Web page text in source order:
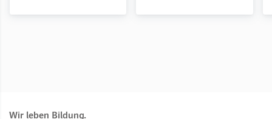
gedacht!
1, Wissenschaftlich
Wir leben Bildung.